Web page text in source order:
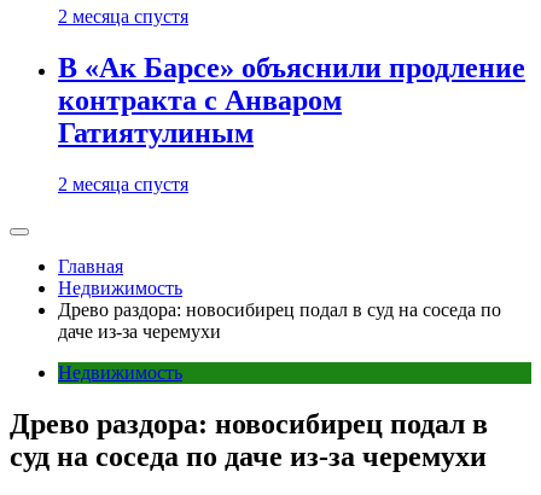
2 месяца спустя
В «Ак Барсе» объяснили продление
контракта с Анваром
Гатиятулиным
2 месяца спустя
Главная
Недвижимость
Древо раздора: новосибирец подал в суд на соседа по
даче из-за черемухи
Недвижимость
Древо раздора: новосибирец подал в
суд на соседа по даче из-за черемухи